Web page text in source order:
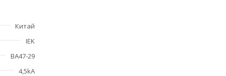
Китай
IEK
ВА47-29
4,5kA